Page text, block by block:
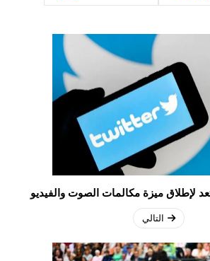
لإطلاق ميزة مكالمات الصوت والفيديو
التالي